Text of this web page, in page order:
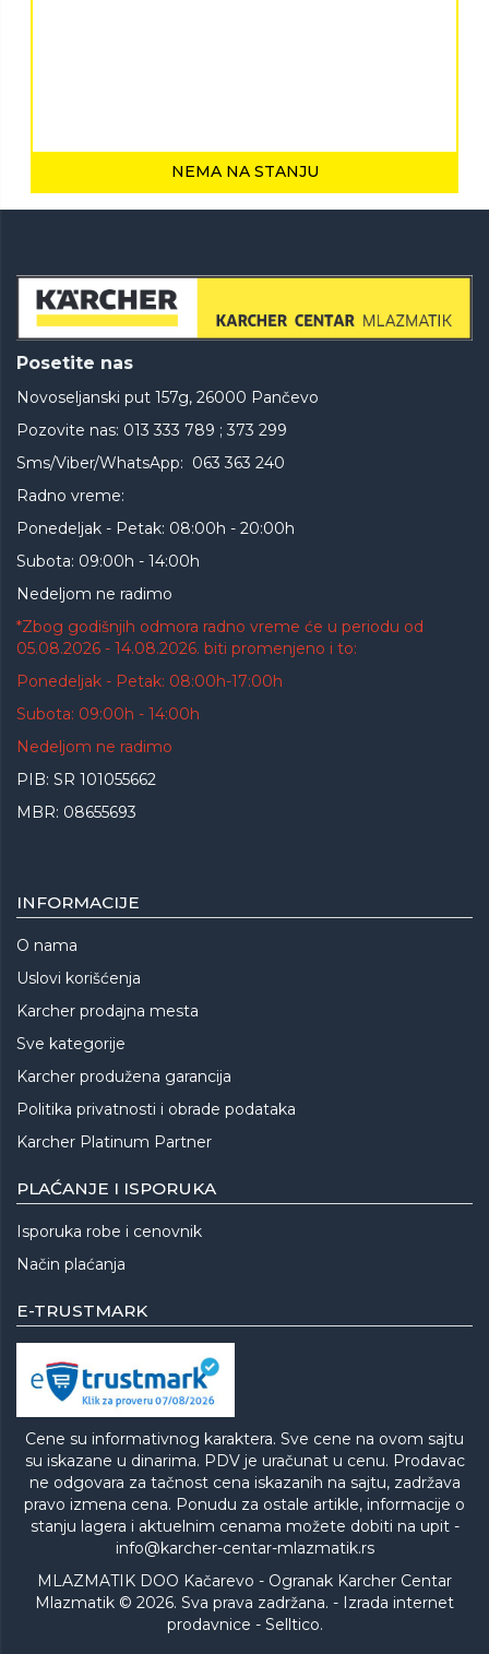
NEMA NA STANJU
Posetite nas
Novoseljanski put 157g, 26000 Pančevo
Pozovite nas: 013 333 789 ; 373 299
Sms/Viber/WhatsApp: 063 363 240
Radno vreme:
Ponedeljak - Petak: 08:00h - 20:00h
Subota: 09:00h - 14:00h
Nedeljom ne radimo
*Zbog godišnjih odmora radno vreme će u periodu od
05.08.2026 - 14.08.2026. biti promenjeno i to:
Ponedeljak - Petak: 08:00h-17:00h
Subota: 09:00h - 14:00h
Nedeljom ne radimo
PIB: SR 101055662
MBR: 08655693
INFORMACIJE
O nama
Uslovi korišćenja
Karcher prodajna mesta
Sve kategorije
Karcher produžena garancija
Politika privatnosti i obrade podataka
Karcher Platinum Partner
PLAĆANJE I ISPORUKA
Isporuka robe i cenovnik
Način plaćanja
E-TRUSTMARK
Cene su informativnog karaktera. Sve cene na ovom sajtu
su iskazane u dinarima. PDV je uračunat u cenu. Prodavac
ne odgovara za tačnost cena iskazanih na sajtu, zadržava
pravo izmena cena. Ponudu za ostale artikle, informacije o
stanju lagera i aktuelnim cenama možete dobiti na upit -
info@karcher-centar-mlazmatik.rs
MLAZMATIK DOO Kačarevo - Ogranak Karcher Centar
Mlazmatik © 2026. Sva prava zadržana. - Izrada internet
prodavnice - Selltico.